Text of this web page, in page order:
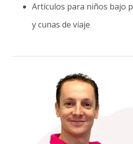
Artículos para niños bajo
y cunas de viaje